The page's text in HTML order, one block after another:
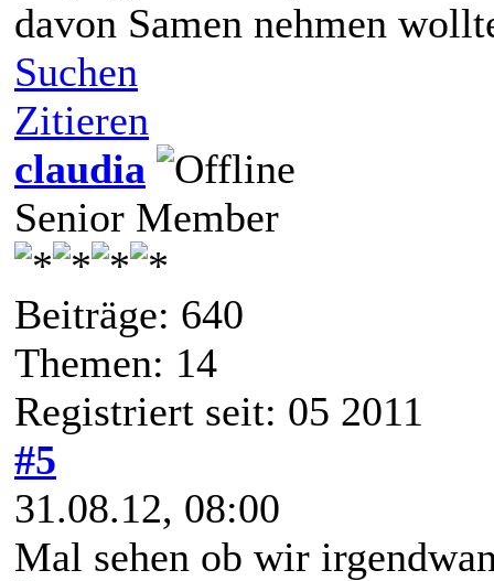
davon Samen nehmen
Suchen
Zitieren
claudia
Senior Member
Beiträge: 640
Themen: 14
Registriert seit: 05 2011
#5
31.08.12, 08:00
Mal sehen ob wir